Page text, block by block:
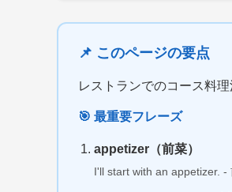
📌 このページの要点
レストランでのコース料
🎯 最重要フレーズ
appetizer（前菜）
I'll start with an appetizer. -